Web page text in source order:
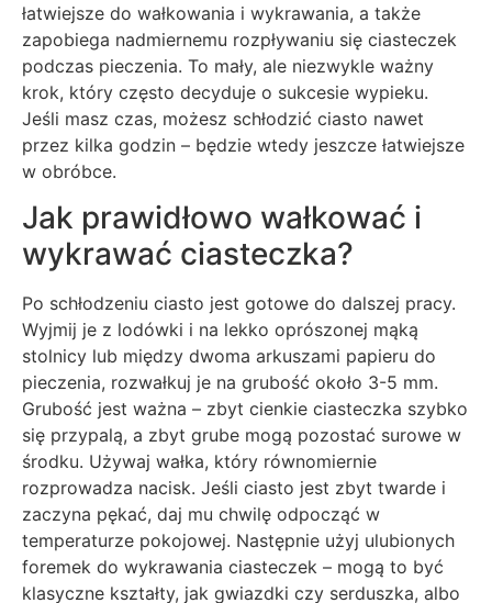
łatwiejsze do wałkowania i wykrawania, a także
zapobiega nadmiernemu rozpływaniu się ciasteczek
podczas pieczenia. To mały, ale niezwykle ważny
krok, który często decyduje o sukcesie wypieku.
Jeśli masz czas, możesz schłodzić ciasto nawet
przez kilka godzin – będzie wtedy jeszcze łatwiejsze
w obróbce.
Jak prawidłowo wałkować i
wykrawać ciasteczka?
Po schłodzeniu ciasto jest gotowe do dalszej pracy.
Wyjmij je z lodówki i na lekko oprószonej mąką
stolnicy lub między dwoma arkuszami papieru do
pieczenia, rozwałkuj je na grubość około 3-5 mm.
Grubość jest ważna – zbyt cienkie ciasteczka szybko
się przypalą, a zbyt grube mogą pozostać surowe w
środku. Używaj wałka, który równomiernie
rozprowadza nacisk. Jeśli ciasto jest zbyt twarde i
zaczyna pękać, daj mu chwilę odpocząć w
temperaturze pokojowej. Następnie użyj ulubionych
foremek do wykrawania ciasteczek – mogą to być
klasyczne kształty, jak gwiazdki czy serduszka, albo